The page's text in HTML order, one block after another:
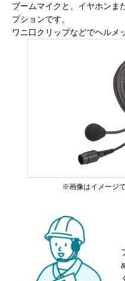
ブームマイクと、イヤホンま
プションです。
ワニ口クリップなどでヘルメ
※画像はイメージ